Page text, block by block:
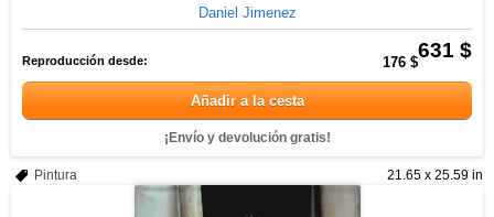
Daniel Jimenez
631 $
Reproducción desde: 176 $
Añadir a la cesta
¡Envío y devolución gratis!
21.65 x 25.59 in
Pintura